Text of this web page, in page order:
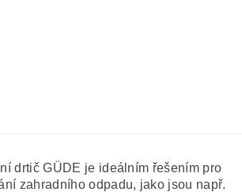
drtič GÜDE je ideálním řešením pro
zahradního odpadu, jako jsou např.